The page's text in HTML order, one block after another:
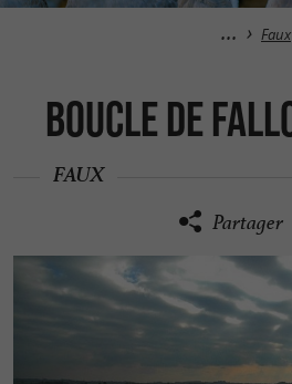
Faux
Boucle de
FAUX
Partager